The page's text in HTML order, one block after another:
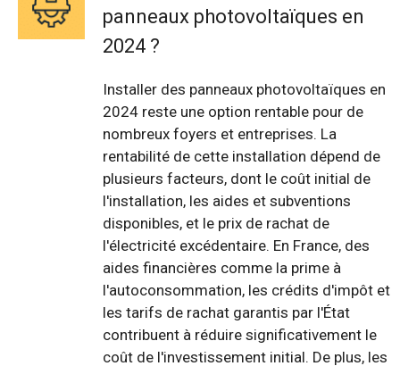
panneaux photovoltaïques en
2024 ?
Installer des panneaux photovoltaïques en
2024 reste une option rentable pour de
nombreux foyers et entreprises. La
rentabilité de cette installation dépend de
plusieurs facteurs, dont le coût initial de
l'installation, les aides et subventions
disponibles, et le prix de rachat de
l'électricité excédentaire. En France, des
aides financières comme la prime à
l'autoconsommation, les crédits d'impôt et
les tarifs de rachat garantis par l'État
contribuent à réduire significativement le
coût de l'investissement initial. De plus, les